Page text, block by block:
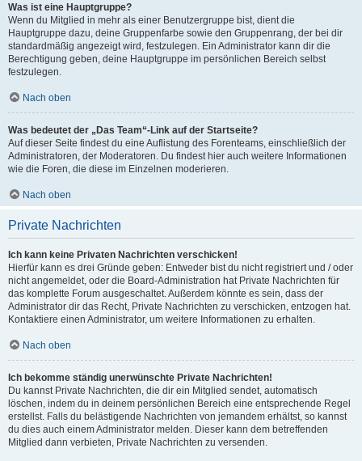
Was ist eine Hauptgruppe?
Wenn du Mitglied in mehr als einer Benutzergruppe bist, dient die
Hauptgruppe dazu, deine Gruppenfarbe sowie den Gruppenrang, der bei dir
standardmäßig angezeigt wird, festzulegen. Ein Administrator kann dir die
Berechtigung geben, deine Hauptgruppe im persönlichen Bereich selbst
festzulegen.
Nach oben
Was bedeutet der „Das Team“-Link auf der Startseite?
Auf dieser Seite findest du eine Auflistung des Forenteams, einschließlich der
Administratoren, der Moderatoren. Du findest hier auch weitere Informationen
wie die Foren, die diese im Einzelnen moderieren.
Nach oben
Private Nachrichten
Ich kann keine Privaten Nachrichten verschicken!
Hierfür kann es drei Gründe geben: Entweder bist du nicht registriert und / oder
nicht angemeldet, oder die Board-Administration hat Private Nachrichten für
das komplette Forum ausgeschaltet. Außerdem könnte es sein, dass der
Administrator dir das Recht, Private Nachrichten zu verschicken, entzogen hat.
Kontaktiere einen Administrator, um weitere Informationen zu erhalten.
Nach oben
Ich bekomme ständig unerwünschte Private Nachrichten!
Du kannst Private Nachrichten, die dir ein Mitglied sendet, automatisch
löschen, indem du in deinem persönlichen Bereich eine entsprechende Regel
erstellst. Falls du belästigende Nachrichten von jemandem erhältst, so kannst
du dies auch einem Administrator melden. Dieser kann dem betreffenden
Mitglied dann verbieten, Private Nachrichten zu versenden.